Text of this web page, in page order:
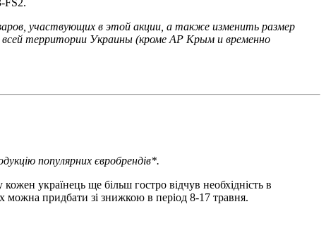
участвующих в этой акции, а также изменить размер
территории Украины (кроме АР Крым и временно
популярних євробрендів*.
українець ще більш гостро відчув необхідність в
можна придбати зі знижкою в період 8-17 травня.